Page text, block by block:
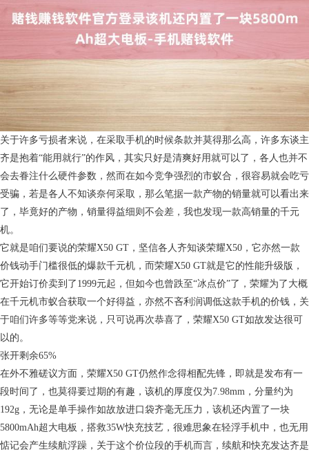
关于许多亏损者来说，在采取手机的时候条款并莫得那么高，许多东谈主
齐是抱着“能用就行”的作风，其实只好是清爽好用就可以了，各人也并不
会去眷注什么硬件参数，然而在如今竞争强烈的市蚁合，很容易就会吃亏
受骗，若是各人不知谈奈何采取，那么笔据一款产物的销量就可以看出来
了，毕竟好的产物，销量得益细则不会差，我也发现一款高销量的千元
机。
它就是咱们要说的荣耀X50 GT，坚信各人齐知谈荣耀X50，它亦然一款
价钱动手门槛很低的爆款千元机，而荣耀X50 GT就是它的性能升级版，
它开始订价卖到了1999元起，但如今也曾跌至“冰点价”了，荣耀为了大概
在千元机市蚁合获取一个好得益，亦然不吝利润调低这款手机的价钱，关
于咱们许多等等党来说，只可说再次恭喜了，荣耀X50 GT如故发达很可
以的。
张开剩余65%
在外不雅磋议方面，荣耀X50 GT仍然作念得相配先锋，即就是发布有一
段时间了，也莫得要过期的有趣，该机的厚度仅为7.98mm，分量约为
192g，无论是单手操作如故放进口袋齐毫无压力，该机还内置了一块
5800mAh超大电板，搭救35W快充技艺，很难思象在轻浮手机中，也无用
惦记会产生续航浮躁，关于这个价位段的手机而言，续航和快充发达齐是